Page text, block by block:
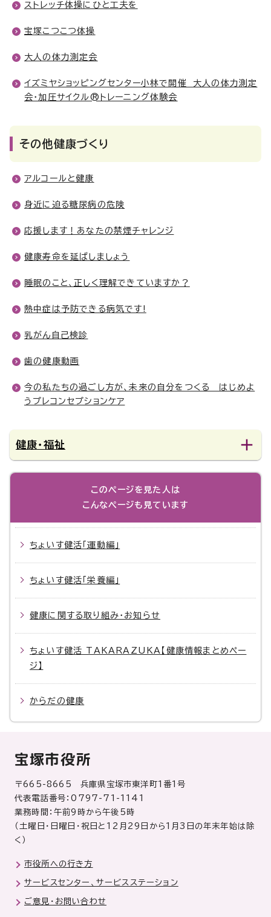
ストレッチ体操にひと工夫を
宝塚こつこつ体操
大人の体力測定会
イズミヤショッピングセンター小林で開催 大人の体力測定
会・加圧サイクル®トレーニング体験会
その他健康づくり
アルコールと健康
身近に迫る糖尿病の危険
応援します！あなたの禁煙チャレンジ
健康寿命を延ばしましょう
睡眠のこと、正しく理解できていますか？
熱中症は予防できる病気です!
乳がん自己検診
歯の健康動画
今の私たちの過ごし方が、未来の自分をつくる はじめよ
うプレコンセプションケア
健康・福祉
このページを見た人は
こんなページも見ています
ちょいす健活「運動編」
ちょいす健活「栄養編」
健康に関する取り組み・お知らせ
ちょいす健活 TAKARAZUKA【健康情報まとめペー
ジ】
からだの健康
宝塚市役所
〒665-8665 兵庫県宝塚市東洋町1番1号
代表電話番号：0797-71-1141
業務時間：午前9時から午後5時
（土曜日・日曜日・祝日と12月29日から1月3日の年末年始は除
く）
市役所への行き方
サービスセンター、サービスステーション
ご意見・お問い合わせ